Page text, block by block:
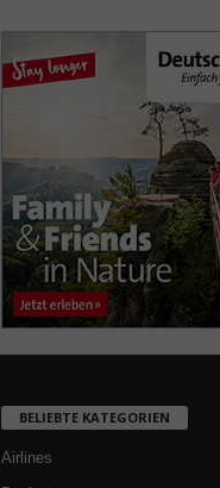
BELIEBTE KATEGORIEN
Airlines